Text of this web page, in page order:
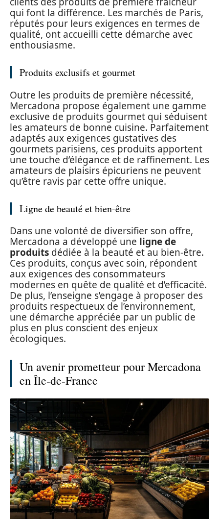
qui font la différence. Les marchés de Paris,
réputés pour leurs exigences en termes de
qualité, ont accueilli cette démarche avec
enthousiasme.
Produits exclusifs et gourmet
Outre les produits de première nécessité,
Mercadona propose également une gamme
exclusive de produits gourmet qui séduisent
les amateurs de bonne cuisine. Parfaitement
adaptés aux exigences gustatives des
gourmets parisiens, ces produits apportent
une touche d’élégance et de raffinement. Les
amateurs de plaisirs épicuriens ne peuvent
qu’être ravis par cette offre unique.
Ligne de beauté et bien-être
Dans une volonté de diversifier son offre,
Mercadona a développé une ligne de
produits dédiée à la beauté et au bien-être.
Ces produits, conçus avec soin, répondent
aux exigences des consommateurs
modernes en quête de qualité et d’efficacité.
De plus, l’enseigne s’engage à proposer des
produits respectueux de l’environnement,
une démarche appréciée par un public de
plus en plus conscient des enjeux
écologiques.
Un avenir prometteur pour Mercadona
en Île-de-France